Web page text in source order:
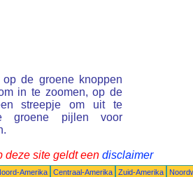
de groene knoppen
in te zoomen, op de
streepje om uit te
groene pijlen voor
deze site geldt een disclaimer
Amerika Centraal-Amerika Zuid-Amerika